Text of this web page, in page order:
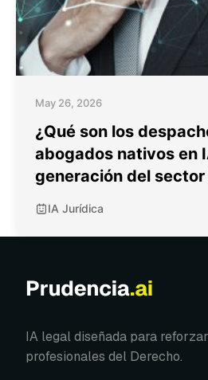
May 26, 2026
¿Qué son los
abogados nativos en
generación del
IA Jurídica
IA legal diseñada para
profesionales del Derecho.